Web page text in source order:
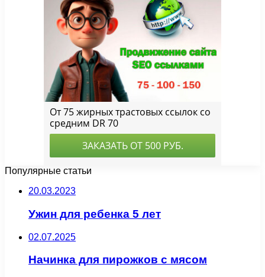
Популярные статьи
20.03.2023
Ужин для ребенка 5 лет
02.07.2025
Начинка для пирожков с мясом